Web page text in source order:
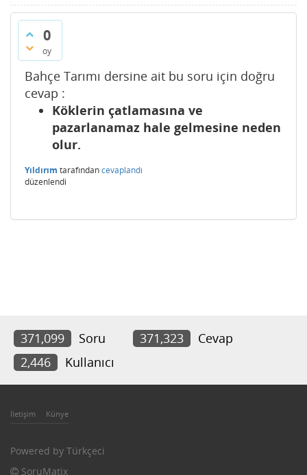
0
oy
Bahçe Tarımı dersine ait bu soru için doğru
cevap :
Köklerin çatlamasına ve
pazarlanamaz hale gelmesine neden
olur.
Yıldırım tarafındancevaplandı
düzenlendi
371,099 Soru 371,323
Cevap
2,446
Kullanıcı
İletişim Künye
Powered by Türkçeci
SoruMatix